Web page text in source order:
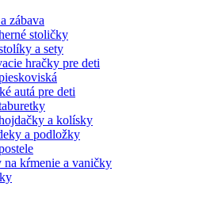
zábava
stoličky
a sety
hračky pre deti
autá pre deti
a kolísky
a podložky
na kŕmenie a vaničky